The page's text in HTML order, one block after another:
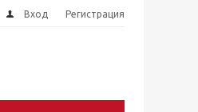
Вход Регистрация